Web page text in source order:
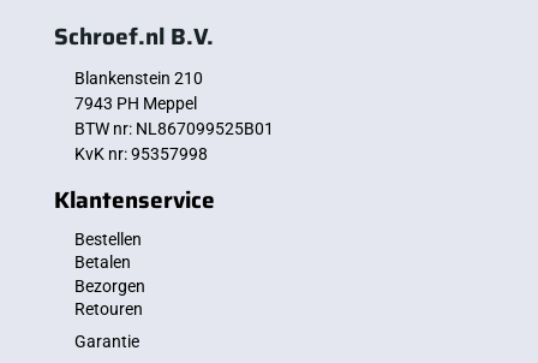
Schroef.nl B.V.
Blankenstein 210
7943 PH Meppel
BTW nr: NL867099525B01
KvK nr: 95357998
Klantenservice
Bestellen
Betalen
Bezorgen
Retouren
Garantie